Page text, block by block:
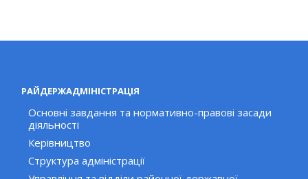
РАЙДЕРЖАДМІНІСТРАЦІЯ
Основні завдання та нормативно-правові засади
діяльності
Керівництво
Структура адміністрації